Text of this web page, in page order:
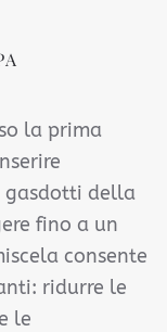
la prima
gasdotti della
fino a un
consente
ridurre le
le